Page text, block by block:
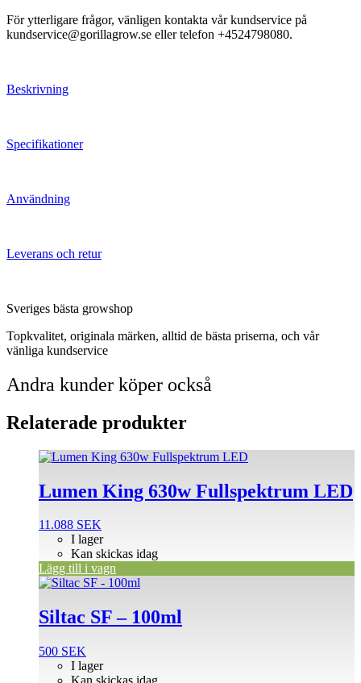
För ytterligare frågor, vänligen kontakta vår kundservice på
kundservice@gorillagrow.se eller telefon +4524798080.
Beskrivning
Specifikationer
Användning
Leverans och retur
Sveriges bästa growshop
Topkvalitet, originala märken, alltid de bästa priserna, och vår
vänliga kundservice
Andra kunder köper också
Relaterade produkter
Lumen King 630w Fullspektrum LED
11.088 SEK
I lager
Kan skickas idag
Lägg till i vagn
Siltac SF – 100ml
500 SEK
I lager